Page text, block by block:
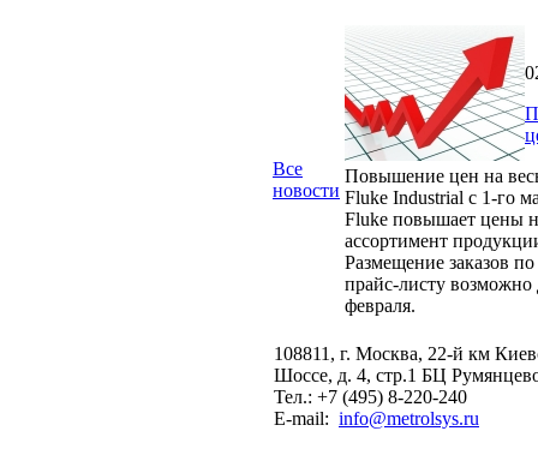
Все
новости
Повышение цен на
Fluke Industrial с 1-го
Fluke повышает цены
ассортимент
Размещение заказов
прайс-листу возможно
февраля.
108811, г. Москва, 22-й км
Шоссе, д. 4, стр.1 БЦ
Тел.: +7 (495) 8-220-240
E-mail: info@metrolsys.ru